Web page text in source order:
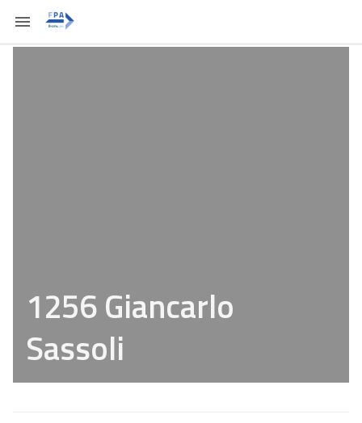
1256 Giancarlo
Sassoli